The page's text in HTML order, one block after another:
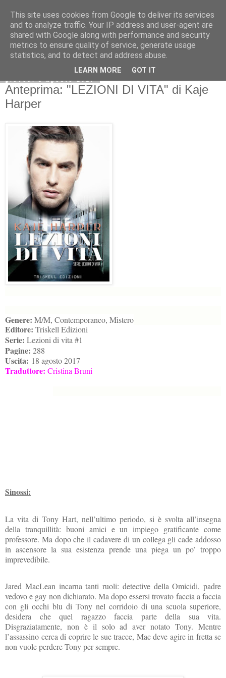
giovedì 3 agosto 2017
Anteprima: "LEZIONI DI VITA" di Kaje
Harper
Genere: M/M, Contemporaneo, Mistero
Editore: Triskell Edizioni
Serie: Lezioni di vita #1
Pagine: 288
Uscita: 18 agosto 2017
Traduttore: Cristina Bruni
Sinossi:
La vita di Tony Hart, nell’ultimo periodo, si è svolta all’insegna
della tranquillità: buoni amici e un impiego gratificante come
professore. Ma dopo che il cadavere di un collega gli cade addosso
in ascensore la sua esistenza prende una piega un po’ troppo
imprevedibile.
Jared MacLean incarna tanti ruoli: detective della Omicidi, padre
vedovo e gay non dichiarato. Ma dopo essersi trovato faccia a faccia
con gli occhi blu di Tony nel corridoio di una scuola superiore,
desidera che quel ragazzo faccia parte della sua vita.
Disgraziatamente, non è il solo ad aver notato Tony. Mentre
l’assassino cerca di coprire le sue tracce, Mac deve agire in fretta se
non vuole perdere Tony per sempre.
This site uses cookies from Google to deliver its services
and to analyze traffic. Your IP address and user-agent are
shared with Google along with performance and security
metrics to ensure quality of service, generate usage
statistics, and to detect and address abuse.
LEARN MORE GOT IT